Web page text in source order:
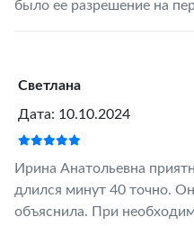
было ее разрешение на
Светлана
Дата: 10.10.2024
Ирина Анатольевна
длился минут 40 точно.
объяснила. При